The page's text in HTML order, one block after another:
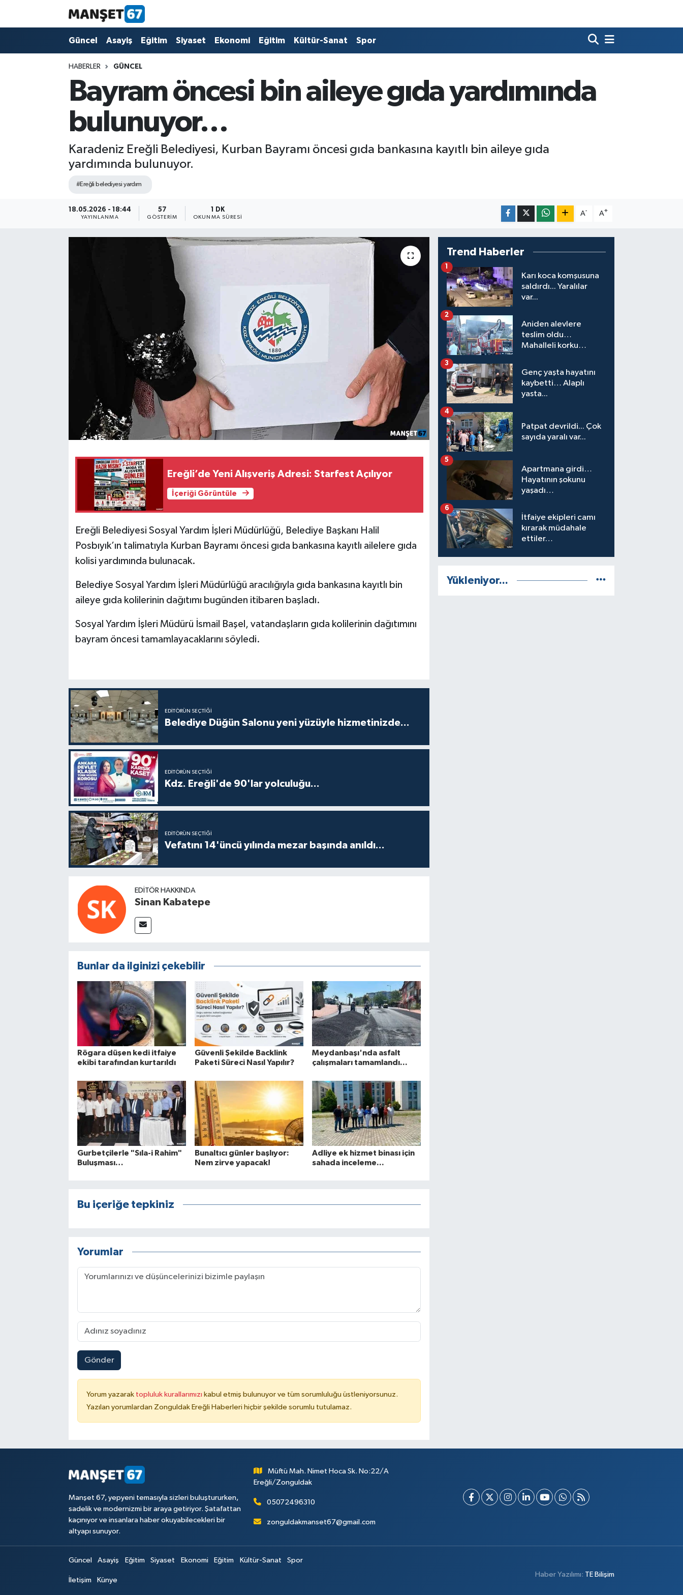
Güncel Asayiş Eğitim Siyaset Ekonomi Eğitim Kültür-Sanat Spor
HABERLER GÜNCEL
Bayram öncesi bin aileye gıda yardımında
bulunuyor…
Karadeniz Ereğli Belediyesi, Kurban Bayramı öncesi gıda bankasına kayıtlı bin aileye gıda
yardımında bulunuyor.
#Ereğli belediyesi yardım
18.05.2026 - 18:44
YAYINLANMA
57
GÖSTERIM
1 DK
OKUNMA SÜRESI
A- A+
Ereğli’de Yeni Alışveriş Adresi: Starfest Açılıyor
İçeriği Görüntüle
Ereğli Belediyesi Sosyal Yardım İşleri Müdürlüğü, Belediye Başkanı Halil
Posbıyık’ın talimatıyla Kurban Bayramı öncesi gıda bankasına kayıtlı ailelere gıda
kolisi yardımında bulunacak.
Belediye Sosyal Yardım İşleri Müdürlüğü aracılığıyla gıda bankasına kayıtlı bin
aileye gıda kolilerinin dağıtımı bugünden itibaren başladı.
Sosyal Yardım İşleri Müdürü İsmail Başel, vatandaşların gıda kolilerinin dağıtımını
bayram öncesi tamamlayacaklarını söyledi.
EDITÖRÜN SEÇTIĞI
Belediye Düğün Salonu yeni yüzüyle hizmetinizde...
EDITÖRÜN SEÇTIĞI
Kdz. Ereğli'de 90'lar yolculuğu...
EDITÖRÜN SEÇTIĞI
Vefatını 14'üncü yılında mezar başında anıldı...
EDITÖR HAKKINDA
Sinan Kabatepe
Bunlar da ilginizi çekebilir
Rögara düşen kedi itfaiye
ekibi tarafından kurtarıldı
Güvenli Şekilde Backlink
Paketi Süreci Nasıl Yapılır?
Meydanbaşı'nda asfalt
çalışmaları tamamlandı...
Gurbetçilerle "Sıla-i Rahim"
Buluşması…
Bunaltıcı günler başlıyor:
Nem zirve yapacak!
Adliye ek hizmet binası için
sahada inceleme...
Bu içeriğe tepkiniz
Yorumlar
Gönder
Yorum yazarak topluluk kurallarımızı kabul etmiş bulunuyor ve tüm sorumluluğu üstleniyorsunuz.
Yazılan yorumlardan Zonguldak Ereğli Haberleri hiçbir şekilde sorumlu tutulamaz.
Trend Haberler
Karı koca komşusuna
saldırdı... Yaralılar
var...
1
Aniden alevlere
teslim oldu…
Mahalleli korku
2
Genç yaşta hayatını
kaybetti… Alaplı
yasta...
3
Patpat devrildi... Çok
sayıda yaralı var...
4
Apartmana girdi…
Hayatının şokunu
yaşadı…
5
İtfaiye ekipleri camı
kırarak müdahale
ettiler…
6
Yükleniyor...
Manşet 67, yepyeni temasıyla sizleri buluştururken,
sadelik ve modernizmi bir araya getiriyor. Şatafattan
kaçınıyor ve insanlara haber okuyabilecekleri bir
altyapı sunuyor.
Müftü Mah. Nimet Hoca Sk. No:22/A
Ereğli/Zonguldak
05072496310
zonguldakmanset67@gmail.com
Güncel Asayiş Eğitim Siyaset Ekonomi Eğitim Kültür-Sanat Spor
İletişim Künye
Haber Yazılımı: TE Bilişim